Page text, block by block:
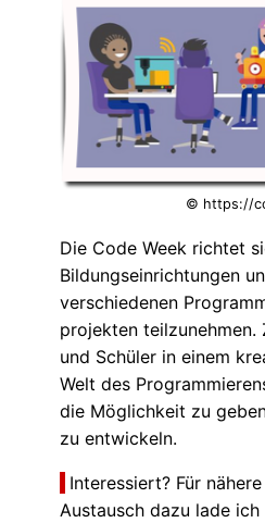
© https://
Die Code Week richtet
Bildungseinrichtungen
verschiedenen
projekten teilzunehmen.
und Schüler in einem
Welt des
die Möglichkeit zu
zu entwickeln.
Interessiert? Für
Austausch dazu lade